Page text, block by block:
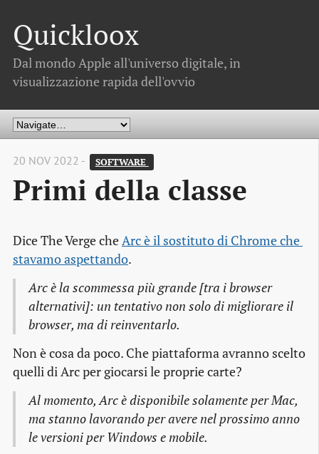
Quickloox
Dal mondo Apple all'universo digitale, in
visualizzazione rapida dell'ovvio
20 NOV 2022 - SOFTWARE
Primi della classe
Dice The Verge cheArc è il sostituto di Chrome che
stavamo aspettando.
Arc è la scommessa più grande [tra i browser
alternativi]: un tentativo non solo di migliorare il
browser, ma di reinventarlo.
Non è cosa da poco. Che piattaforma avranno scelto
quelli di Arc per giocarsi le proprie carte?
Al momento, Arc è disponibile solamente per Mac,
ma stanno lavorando per avere nel prossimo anno
le versioni per Windows e mobile.